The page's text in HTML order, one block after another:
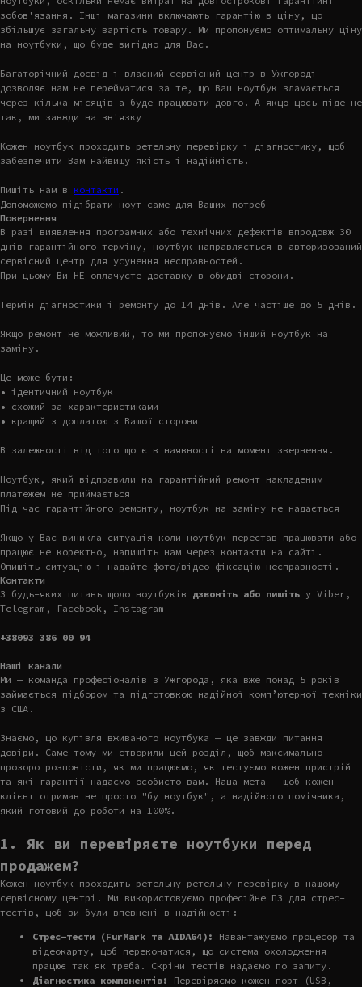
зобов'язання. Інші магазини включають гарантію в ціну, що
збільшує загальну вартість товару. Ми пропонуємо оптимальну ціну
на ноутбуки, що буде вигідно для Вас.
Багаторічний досвід і власний сервісний центр в Ужгороді
дозволяє нам не перейматися за те, що Ваш ноутбук зламається
через кілька місяців а буде працювати довго. А якщо щось піде не
так, ми завжди на зв'язку
Кожен ноутбук проходить ретельну перевірку і діагностику, щоб
забезпечити Вам найвищу якість і надійність.
Пишіть нам в контакти .
Допоможемо підібрати ноут саме для Ваших потреб
Повернення
В разі виявлення програмних або технічних дефектів впродовж 30
днів гарантійного терміну, ноутбук направляється в авторизований
сервісний центр для усунення несправностей.
При цьому Ви НЕ оплачуєте доставку в обидві сторони.
Термін діагностики і ремонту до 14 днів. Але частіше до 5 днів.
Якщо ремонт не можливий, то ми пропонуємо інший ноутбук на
заміну.
Це може бути:
• ідентичний ноутбук
• схожий за характеристиками
• кращий з доплатою з Вашої сторони
В залежності від того що є в наявності на момент звернення.
Ноутбук, який відправили на гарантійний ремонт накладеним
платежем не приймається
Під час гарантійного ремонту, ноутбук на заміну не надається
Якщо у Вас виникла ситуація коли ноутбук перестав працювати або
працює не коректно, напишіть нам через контакти на сайті.
Опишіть ситуацію і надайте фото/відео фіксацію несправності.
Контакти
З будь-яких питань щодо ноутбуків дзвоніть або пишіть у Viber,
Telegram, Facebook, Instagram
+38093 386 00 94
Наші канали
Ми — команда професіоналів з Ужгорода, яка вже понад 5 років
займається підбором та підготовкою надійної комп’ютерної техніки
з США.
Знаємо, що купівля вживаного ноутбука — це завжди питання
довіри. Саме тому ми створили цей розділ, щоб максимально
прозоро розповісти, як ми працюємо, як тестуємо кожен пристрій
та які гарантії надаємо особисто вам. Наша мета — щоб кожен
клієнт отримав не просто "бу ноутбук", а надійного помічника,
який готовий до роботи на 100%.
1. Як ви перевіряєте ноутбуки перед
продажем?
Кожен ноутбук проходить ретельну ретельну перевірку в нашому
сервісному центрі. Ми використовуємо професійне ПЗ для стрес-
тестів, щоб ви були впевнені в надійності:
Стрес-тести (FurMark та AIDA64):
Навантажуємо процесор та
відеокарту, щоб переконатися, що система охолодження
працює так як треба. Скріни тестів надаємо по запиту.
Діагностика компонентів:
Перевіряємо кожен порт (USB,